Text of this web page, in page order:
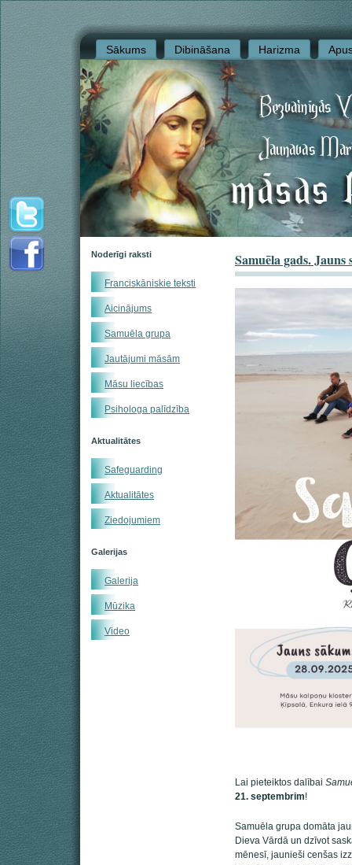
Sākums Dibināšana Harizma
Noderīgi raksti
Franciskāniskie teksti
Aicinājums
Samuēla grupa
Jautājumi māsām
Māsu liecības
Psihologa palīdzība
Aktualitātes
Safeguarding
Aktualitātes
Ziedojumiem
Galerijas
Galerija
Mūzika
Video
Samuēla gads.
Lai pieteiktos dalībai
21. septembrim!
Samuēla grupa domāta
Dieva Vārdā un dzīvot
mēnesī, jaunieši cenšas